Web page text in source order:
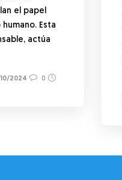
el papel
Esta
actúa
10/2024
0